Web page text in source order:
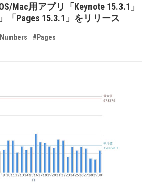
Mac用アプリ「Keynote 15.3.1」
「Pages 15.3.1」をリリース
#Pages